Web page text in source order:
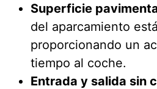
Superficie
del aparcamiento
proporcionando un
tiempo al coche.
Entrada y salida sin